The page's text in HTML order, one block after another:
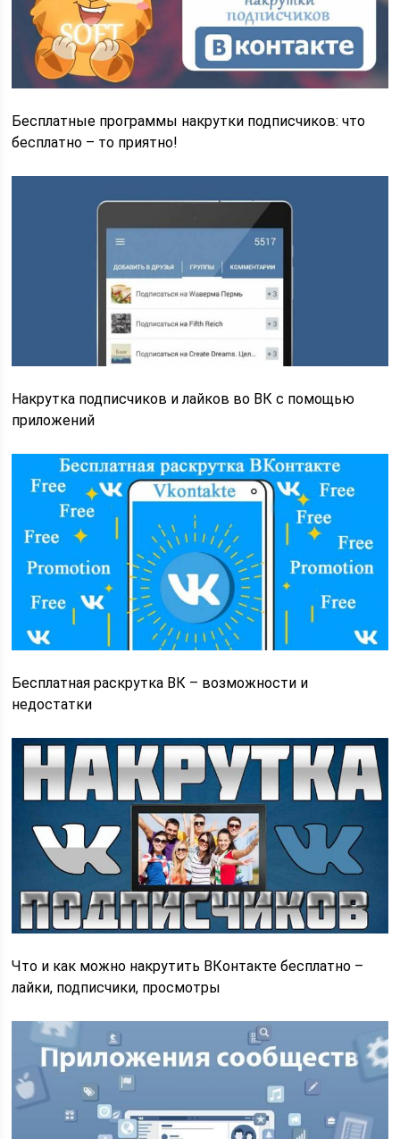
Бесплатные программы накрутки подписчиков: что
бесплатно – то приятно!
Накрутка подписчиков и лайков во ВК с помощью
приложений
Бесплатная раскрутка ВК – возможности и
недостатки
Что и как можно накрутить ВКонтакте бесплатно –
лайки, подписчики, просмотры